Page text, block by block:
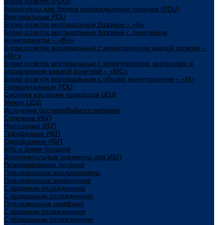
Аксессуары для блоков распределения питания (PDU)
Вертикальные PDU
Блоки розеток вертикальные базовые – «В»
Блоки розеток вертикальные базовый с локальным
мониторингом – «В+»
Блоки розеток вертикальные с мониторингом каждой розетки –
«М+»
Блоки розеток вертикальные с мониторингом, контролем и
управлением каждой розеткой – «МС»
Блоки розеток вертикальные с общим мониторингом – «М»
Горизонтальные PDU
Система изоляции коридоров ЦОД
Микро ЦОД
Источники бесперебойного питания
Стоечные ИБП
Напольные ИБП
Трёхфазные ИБП
Однофазные ИБП
АКБ и блоки батарей
Дополнительные элементы для ИБП
Резервирование питания
Прецизионные кондиционеры
Прецизионные межрядные
С водяным охлаждением
С воздушным охлаждением
Прецизионные шкафные
С водяным охлаждением
С воздушным охлаждением